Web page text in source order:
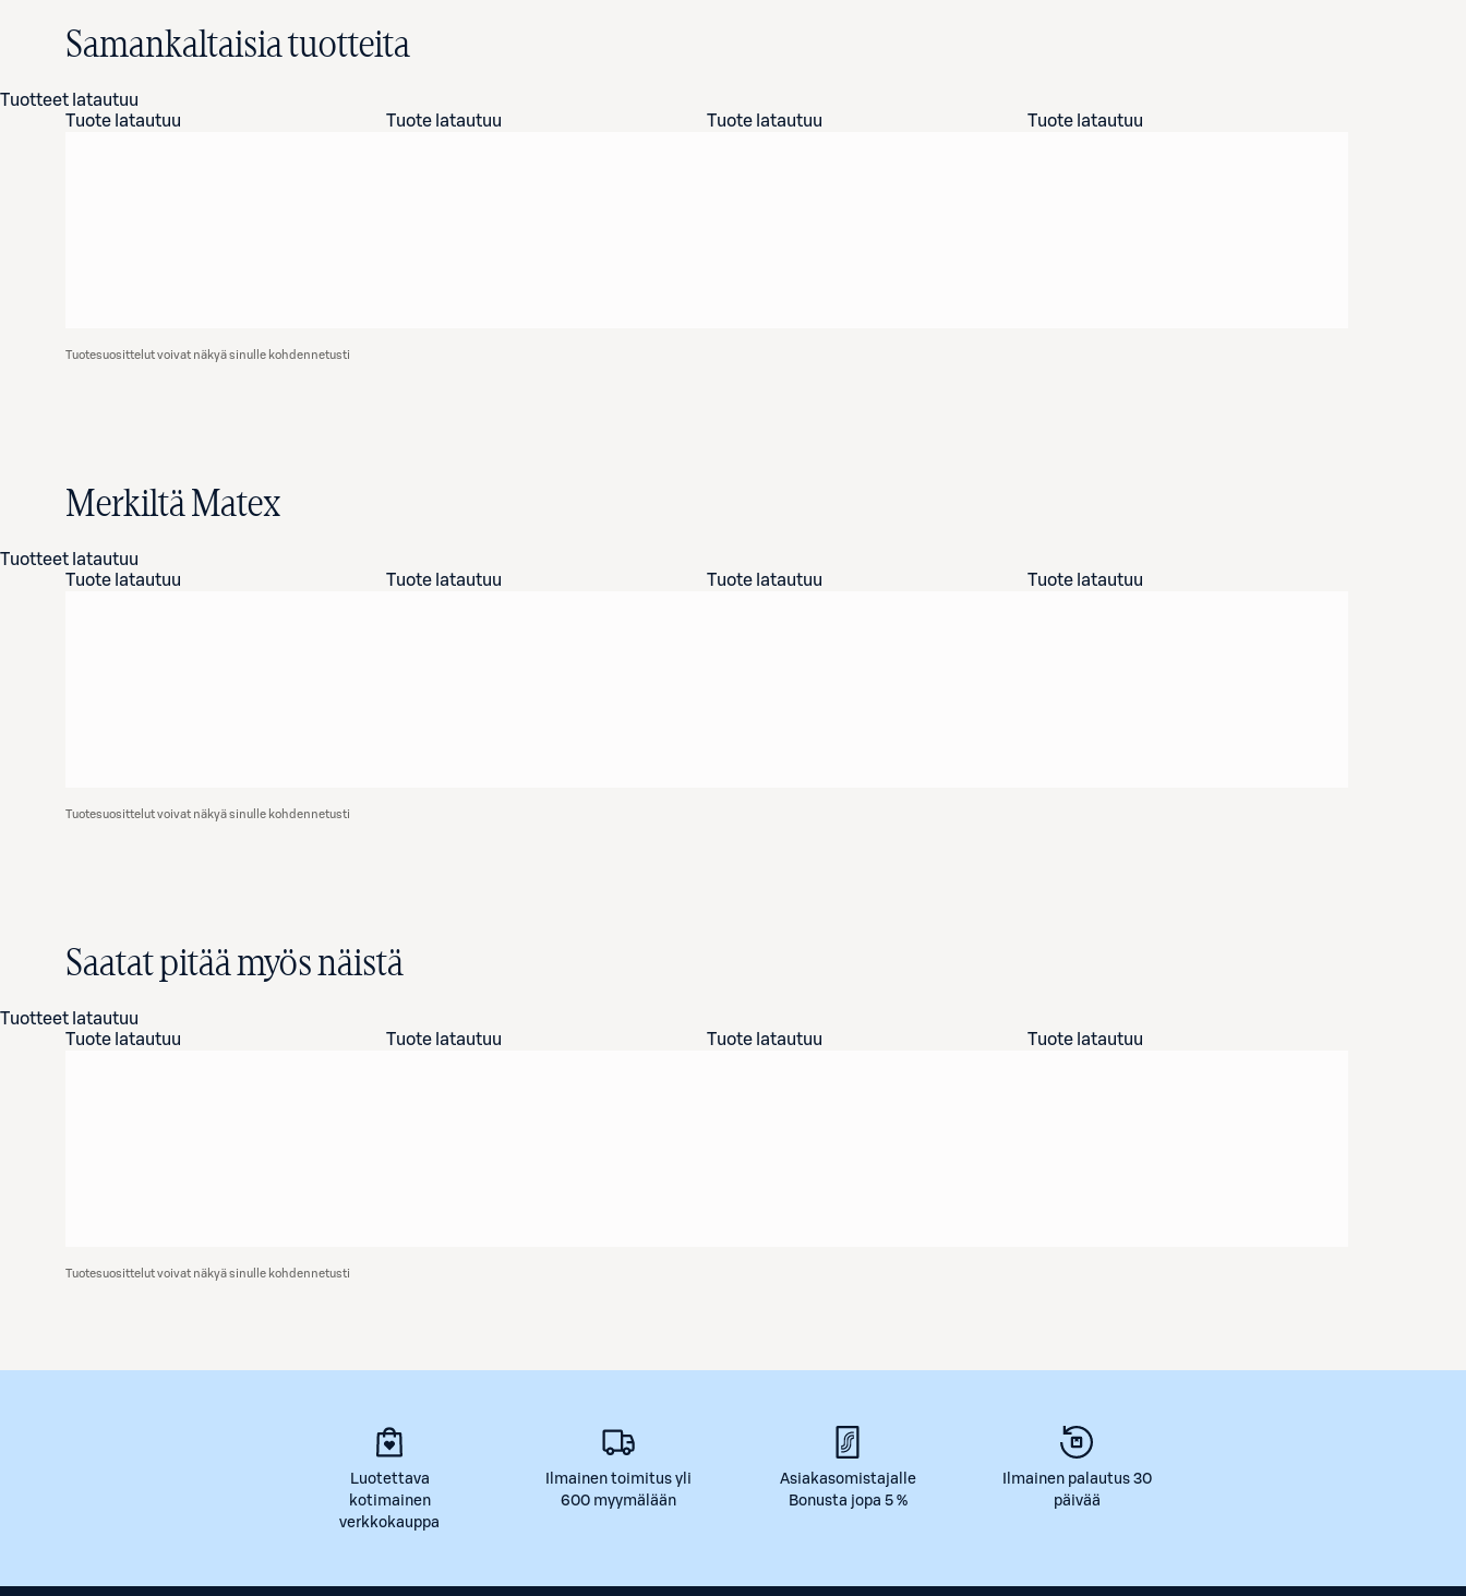
Samankaltaisia tuotteita
Tuotteet latautuu
Tuote latautuu
Tuote latautuu Tuote latautuu Tuote latautuu
Tuotesuosittelut voivat näkyä sinulle kohdennetusti
Merkiltä Matex
Tuotteet latautuu
Tuote latautuu
Tuote latautuu Tuote latautuu Tuote latautuu
Tuotesuosittelut voivat näkyä sinulle kohdennetusti
Saatat pitää myös näistä
Tuotteet latautuu
Tuote latautuu
Tuote latautuu Tuote latautuu Tuote latautuu
Tuotesuosittelut voivat näkyä sinulle kohdennetusti
Luotettava
kotimainen
verkkokauppa
Ilmainen toimitus yli
600 myymälään
Asiakasomistajalle
Bonusta jopa 5 %
Ilmainen palautus 30
päivää